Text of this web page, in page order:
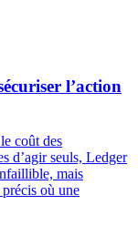
l’action
coût des
d’agir seuls, Ledger
mais
où une